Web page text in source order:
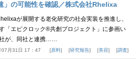
」の可能性を確認／株式会社Rhelixa
が展開する老化研究の社会実装を推進し、
「エピクロック®共創プロジェクト」に参画い
が、同社と連携……
07月31日 17：47 原料 研究報告 美容 調査